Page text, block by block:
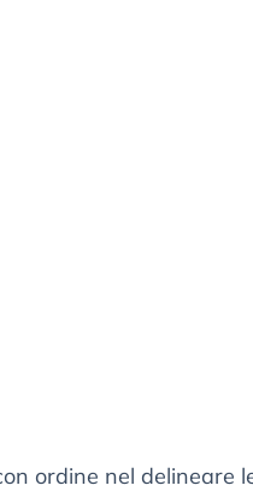
ordine nel delineare